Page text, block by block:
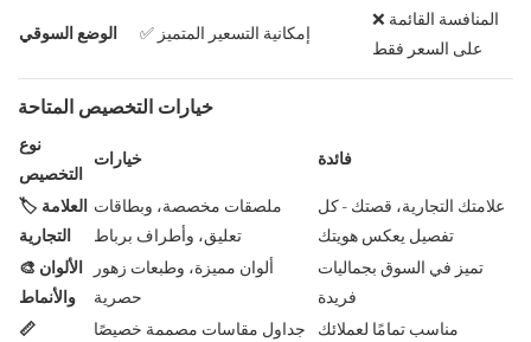
الوضع السوقي ✅ إمكانية التسعير المتميز
❌ المنافسة القائمة
على السعر فقط
خيارات التخصيص المتاحة
نوع
التخصيص
خيارات فائدة
🏷️ العلامة
التجارية
ملصقات مخصصة، وبطاقات
تعليق، وأطراف برباط
علامتك التجارية، قصتك - كل
تفصيل يعكس هويتك
🎨 الألوان
والأنماط
ألوان مميزة، وطبعات زهور
حصرية
تميز في السوق بجماليات
فريدة
📏
جداول مقاسات مصممة خصيصًا
مناسب تمامًا لعملائك